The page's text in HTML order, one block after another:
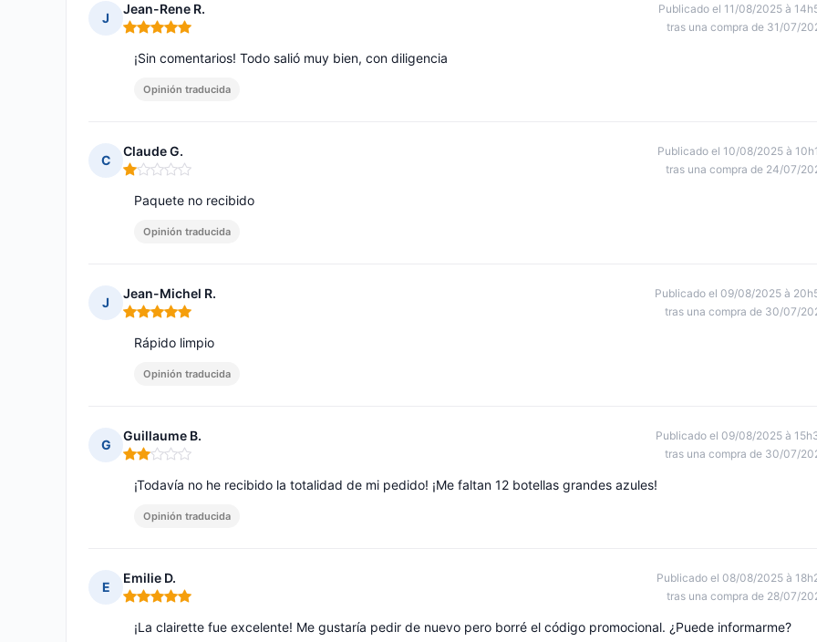
J
Jean-Rene R.
Nota: 5 de 5
Publicado el 11/08/2025 à
tras una compra de 31/07/
¡Sin comentarios! Todo salió muy bien, con diligencia
Opinión traducida
C
Claude G.
Nota: 1 de 5
Publicado el 10/08/2025 à
tras una compra de 24/07/
Paquete no recibido
Opinión traducida
J
Jean-Michel R.
Nota: 5 de 5
Publicado el 09/08/2025 à
tras una compra de 30/07/
Rápido limpio
Opinión traducida
G
Guillaume B.
Nota: 2 de 5
Publicado el 09/08/2025 à
tras una compra de 30/07/
¡Todavía no he recibido la totalidad de mi pedido! ¡Me faltan 12 botellas grandes azules!
Opinión traducida
E
Emilie D.
Nota: 5 de 5
Publicado el 08/08/2025 à
tras una compra de 28/07/
¡La clairette fue excelente! Me gustaría pedir de nuevo pero borré el código promocional. ¿Puede informarme?